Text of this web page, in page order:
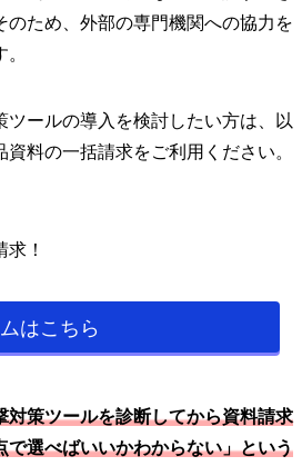
のため、外部の専門機関への協力を
ツールの導入を検討したい方は、以
料の一括請求をご利用ください。
！
はこちら
対策ツールを診断してから資料請求
で選べばいいかわからない」という